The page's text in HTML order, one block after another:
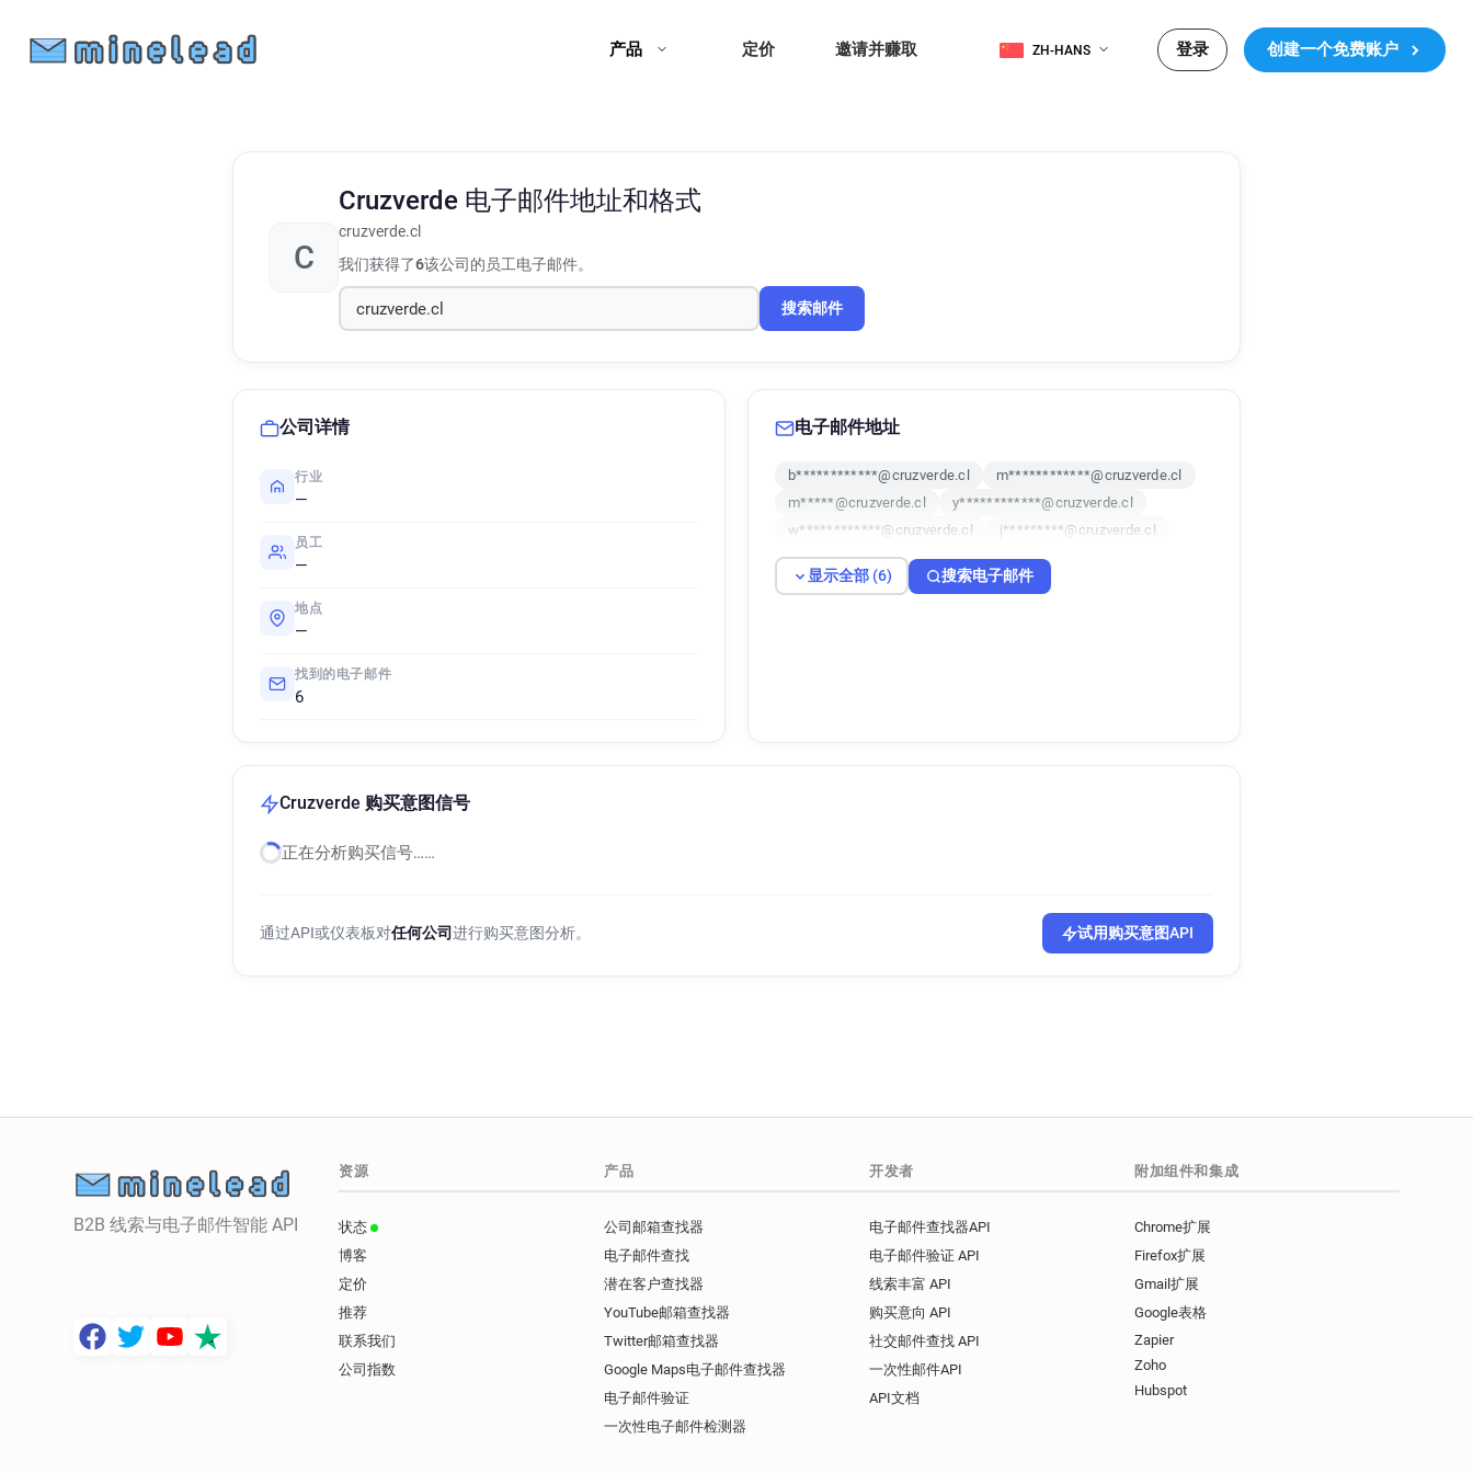
产品 定价 邀请并赚取 ZH-HANS 登录 创建一个免费账户
C
Cruzverde 电子邮件地址和格式
cruzverde.cl
我们获得了6该公司的员工电子邮件。
搜索邮件
公司详情
行业
—
员工
—
地点
—
找到的电子邮件
6
电子邮件地址
b************@cruzverde.cl
m************@cruzverde.cl
m*****@cruzverde.cl
y************@cruzverde.cl
w************@cruzverde.cl
j*********@cruzverde.cl
显示全部 (6) 搜索电子邮件
Cruzverde 购买意图信号
正在分析购买信号……
通过API或仪表板对任何公司进行购买意图分析。 试用购买意图API
B2B 线索与电子邮件智能 API
资源
状态
博客
定价
推荐
联系我们
公司指数
产品
公司邮箱查找器
电子邮件查找
潜在客户查找器
YouTube邮箱查找器
Twitter邮箱查找器
Google Maps电子邮件查找器
电子邮件验证
一次性电子邮件检测器
开发者
电子邮件查找器API
电子邮件验证 API
线索丰富 API
购买意向 API
社交邮件查找 API
一次性邮件API
API文档
附加组件和集成
Chrome扩展
Firefox扩展
Gmail扩展
Google表格
Zapier
Zoho
Hubspot